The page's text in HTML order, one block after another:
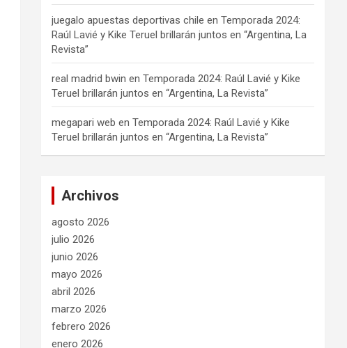
juegalo apuestas deportivas chile enTemporada 2024:
Raúl Lavié y Kike Teruel brillarán juntos en “Argentina, La
Revista”
real madrid bwin enTemporada 2024: Raúl Lavié y Kike
Teruel brillarán juntos en “Argentina, La Revista”
megapari web enTemporada 2024: Raúl Lavié y Kike
Teruel brillarán juntos en “Argentina, La Revista”
Archivos
agosto 2026
julio 2026
junio 2026
mayo 2026
abril 2026
marzo 2026
febrero 2026
enero 2026